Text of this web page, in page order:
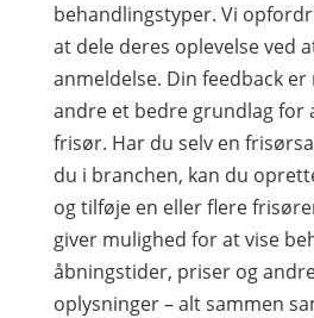
behandlingstyper. Vi
at dele deres oplevelse ved
anmeldelse. Din feedback
andre et bedre grundlag for
frisør. Har du selv en
du i branchen, kan du
og tilføje en eller flere
giver mulighed for at vise
åbningstider, priser og
oplysninger – alt sammen